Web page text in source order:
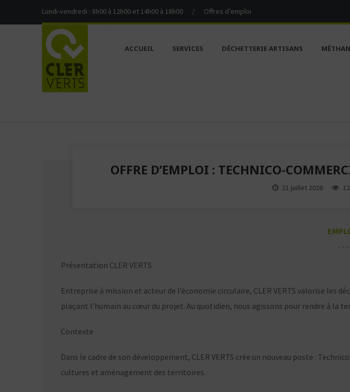
Lundi-vendredi : 8h00 à 12h00 et 14h00 à 18h00 / Offres d’emploi
ACCUEIL SERVICES DÉCHETTERIE ARTISANS
OFFRE D’EMPLOI : TECHNICO-
21 juillet 2026
Présentation CLER VERTS
Entreprise à mission et acteur de l’économie circulaire, CLER VERTS valorise les
plaçant l’humain au cœur du projet. Au quotidien, nous agissons pour rendre à la
Contexte
Dans le cadre de son développement, CLER VERTS crée un nouveau poste :
cultures et aménagement des territoires.